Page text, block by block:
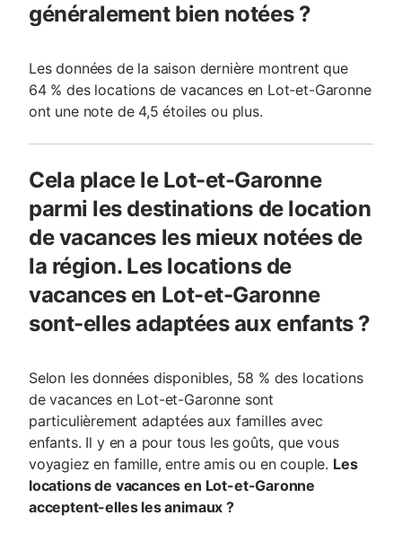
généralement bien notées ?
Les données de la saison dernière montrent que
64 % des locations de vacances en Lot-et-Garonne
ont une note de 4,5 étoiles ou plus.
Cela place le Lot-et-Garonne
parmi les destinations de location
de vacances les mieux notées de
la région. Les locations de
vacances en Lot-et-Garonne
sont-elles adaptées aux enfants ?
Selon les données disponibles, 58 % des locations
de vacances en Lot-et-Garonne sont
particulièrement adaptées aux familles avec
enfants. Il y en a pour tous les goûts, que vous
voyagiez en famille, entre amis ou en couple. Les
locations de vacances en Lot-et-Garonne
acceptent-elles les animaux ?